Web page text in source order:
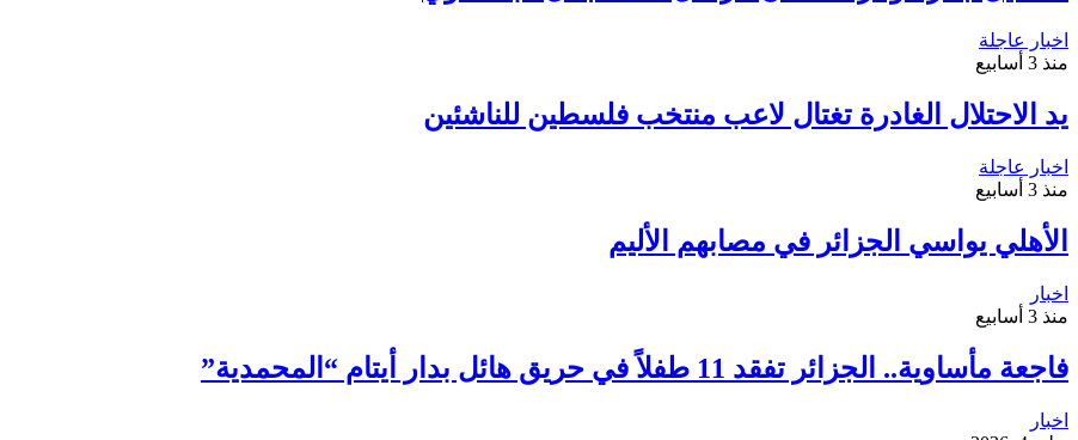
اخبار عاجلة
منذ 3 أسابيع
يد الاحتلال الغادرة تغتال لاعب منتخب فلسطين للناشئين
اخبار عاجلة
منذ 3 أسابيع
الأهلي يواسي الجزائر في مصابهم الأليم
اخبار
منذ 3 أسابيع
فاجعة مأساوية.. الجزائر تفقد 11 طفلاً في حريق هائل بدار أيتام “المحمدية”
اخبار